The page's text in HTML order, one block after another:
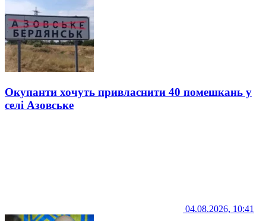
Окупанти хочуть привласнити 40 помешкань у
селі Азовське
04.08.2026, 10:41